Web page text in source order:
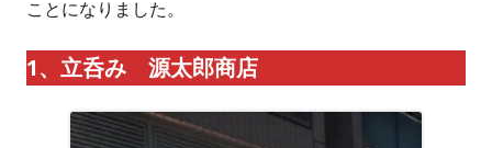
ことになりました。
1、立呑み 源太郎商店